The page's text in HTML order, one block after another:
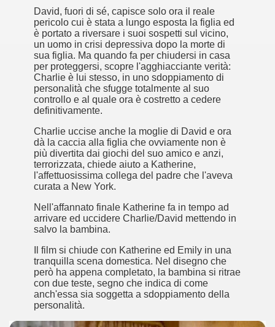
David, fuori di sé, capisce solo ora il reale
pericolo cui è stata a lungo esposta la figlia ed
è portato a riversare i suoi sospetti sul vicino,
un uomo in crisi depressiva dopo la morte di
sua figlia. Ma quando fa per chiudersi in casa
per proteggersi, scopre l'agghiacciante verità:
Charlie è lui stesso, in uno sdoppiamento di
personalità che sfugge totalmente al suo
controllo e al quale ora è costretto a cedere
definitivamente.
Charlie uccise anche la moglie di David e ora
dà la caccia alla figlia che ovviamente non è
più divertita dai giochi del suo amico e anzi,
terrorizzata, chiede aiuto a Katherine,
l'affettuosissima collega del padre che l'aveva
curata a New York.
Nell'affannato finale Katherine fa in tempo ad
arrivare ed uccidere Charlie/David mettendo in
salvo la bambina.
Il film si chiude con Katherine ed Emily in una
tranquilla scena domestica. Nel disegno che
però ha appena completato, la bambina si ritrae
con due teste, segno che indica di come
anch'essa sia soggetta a sdoppiamento della
personalità.
mondo migliore.
David Lynch
classico
un esempio di film noir moderno
troppo parziale.
è riuscito a tenere alto il proprio nome, è anche
nella storia del cinema